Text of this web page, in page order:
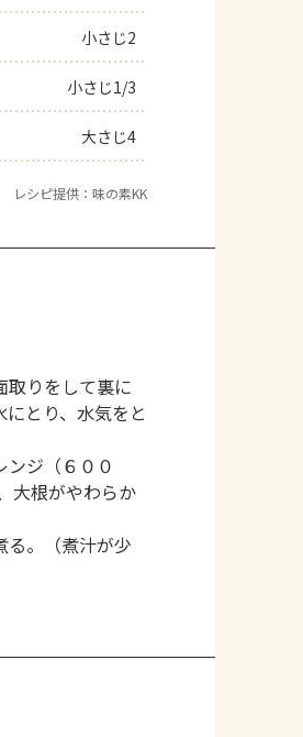
小さじ2
小さじ1/3
大さじ4
レシピ提供：味の素KK
取りをして裏に
とり、水気をと
ジ（６００
大根がやわらか
る。（煮汁が少